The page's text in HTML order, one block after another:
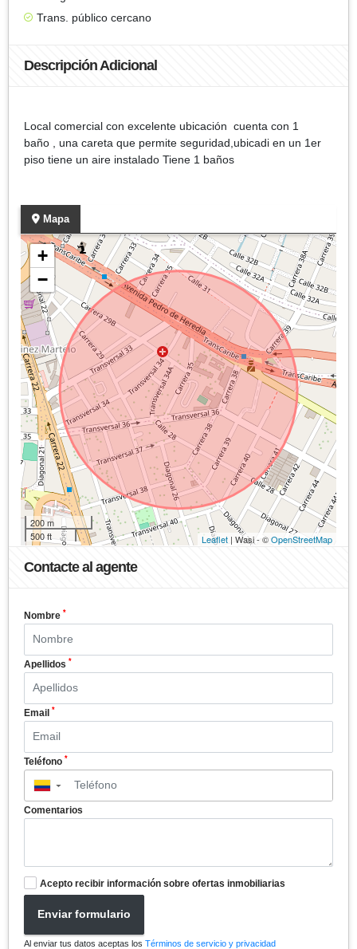
Trans. público cercano
Descripción Adicional
Local comercial con excelente ubicación cuenta con 1
baño , una careta que permite seguridad,ubicadi en un 1er
piso tiene un aire instalado Tiene 1 baños
Mapa
+
−
200 m
500 ft
Leaflet | Wasi - ©OpenStreetMap
Contacte al agente
Nombre *
Apellidos *
Email *
Teléfono *
▼
Comentarios
Acepto recibir información sobre ofertas inmobiliarias
Enviar formulario
Al enviar tus datos aceptas los Términos de servicio y privacidad